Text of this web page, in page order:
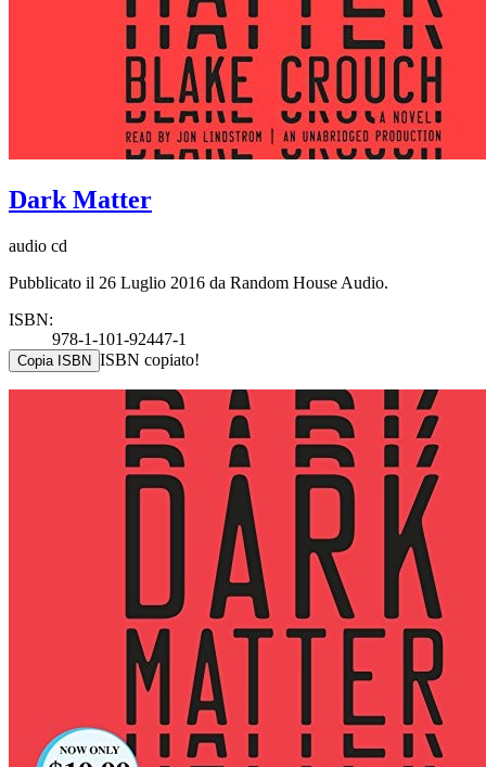
Dark Matter
audio cd
Pubblicato il 26 Luglio 2016 da Random House Audio.
ISBN:
978-1-101-92447-1
Copia ISBN ISBN copiato!